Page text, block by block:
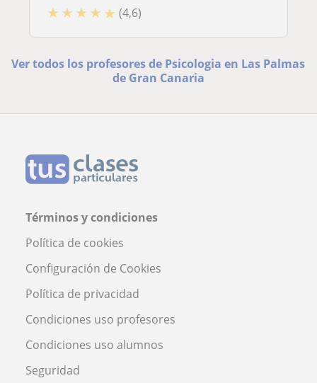
★ ★ ★ ★ ★ (4,6)
Ver todos los profesores de Psicologia en Las Palmas
de Gran Canaria
Términos y condiciones
Política de cookies
Configuración de Cookies
Política de privacidad
Condiciones uso profesores
Condiciones uso alumnos
Seguridad